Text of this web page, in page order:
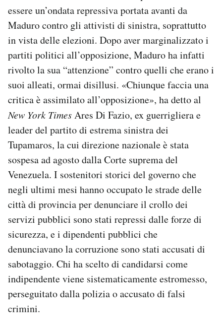
essere un’ondata repressiva portata avanti da
Maduro contro gli attivisti di sinistra, soprattutto
in vista delle elezioni. Dopo aver marginalizzato i
partiti politici all’opposizione, Maduro ha infatti
rivolto la sua “attenzione” contro quelli che erano i
suoi alleati, ormai disillusi. «Chiunque faccia una
critica è assimilato all’opposizione», ha detto al
New York TimesAres Di Fazio, ex guerrigliera e
leader del partito di estrema sinistra dei
Tupamaros, la cui direzione nazionale è stata
sospesa ad agosto dalla Corte suprema del
Venezuela. I sostenitori storici del governo che
negli ultimi mesi hanno occupato le strade delle
città di provincia per denunciare il crollo dei
servizi pubblici sono stati repressi dalle forze di
sicurezza, e i dipendenti pubblici che
denunciavano la corruzione sono stati accusati di
sabotaggio. Chi ha scelto di candidarsi come
indipendente viene sistematicamente estromesso,
perseguitato dalla polizia o accusato di falsi
crimini.